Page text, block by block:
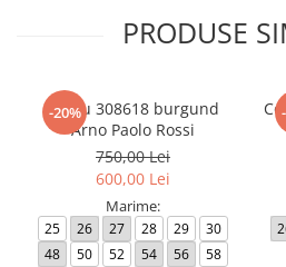
PRODUSE
-20%
Sacou 308618 burgund
Arno Paolo Rossi
750,00 Lei
600,00 Lei
Marime:
25 26 27 28 29
30
48
50 52 54 56 58